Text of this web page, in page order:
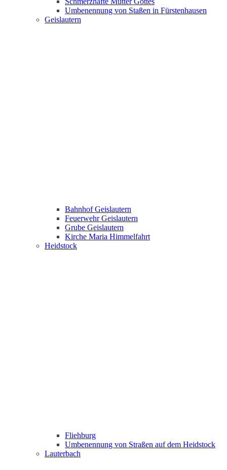
Umbenennung von Staßen in Fürstenhausen
Geislautern
Bahnhof Geislautern
Feuerwehr Geislautern
Grube Geislautern
Kirche Maria Himmelfahrt
Heidstock
Fliehburg
Umbenennung von Straßen auf dem Heidstock
Lauterbach